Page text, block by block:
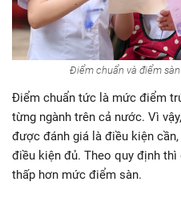
Điểm chuẩn và điểm
Điểm chuẩn tức là mức điểm
từng ngành trên cả nước. Vì
được đánh giá là điều kiện
điều kiện đủ. Theo quy định
thấp hơn mức điểm sàn.